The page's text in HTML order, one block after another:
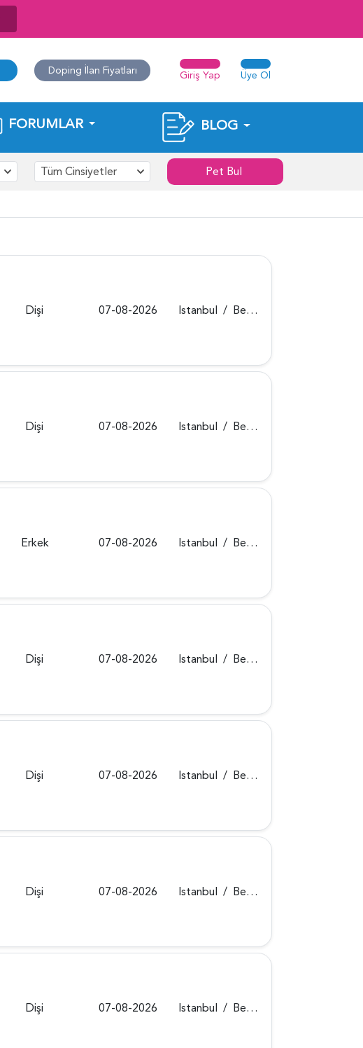
Doping İlan Fiyatları Giriş Yap Üye Ol
FORUMLAR BLOG
Tüm Cinsiyetler Pet Bul
Dişi 07-08-2026 Istanbul / Beykoz
Dişi 07-08-2026 Istanbul / Beykoz
Erkek 07-08-2026 Istanbul / Beykoz
Dişi 07-08-2026 Istanbul / Beykoz
Dişi 07-08-2026 Istanbul / Beykoz
Dişi 07-08-2026 Istanbul / Beykoz
Dişi 07-08-2026 Istanbul / Beykoz